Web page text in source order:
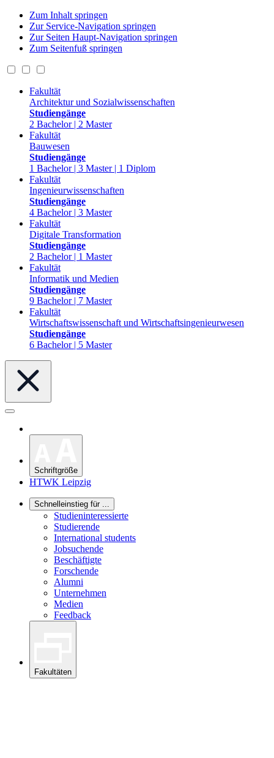
Zum Inhalt springen
Zur Service-Navigation springen
Zur Seiten Haupt-Navigation springen
Zum Seitenfuß springen
Fakultät
Architektur und Sozialwissenschaften
Studiengänge
2 Bachelor | 2 Master
Fakultät
Bauwesen
Studiengänge
1 Bachelor | 3 Master | 1 Diplom
Fakultät
Ingenieurwissenschaften
Studiengänge
4 Bachelor | 3 Master
Fakultät
Digitale Transformation
Studiengänge
2 Bachelor | 1 Master
Fakultät
Informatik und Medien
Studiengänge
9 Bachelor | 7 Master
Fakultät
Wirtschaftswissenschaft und Wirtschaftsingenieurwesen
Studiengänge
6 Bachelor | 5 Master
Schriftgröße
HTWK Leipzig
Schnelleinstieg für ...
Studieninteressierte
Studierende
International students
Jobsuchende
Beschäftigte
Forschende
Alumni
Unternehmen
Medien
Feedback
Fakultäten